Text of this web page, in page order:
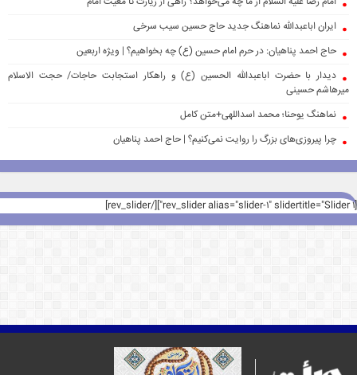
ایران اباعبدالله نماهنگ جدید حاج حسین سیب سرخی
حاج احمد پناهیان: در حرم امام حسین (ع) چه بخواهیم؟ | ویژه اربعین
دیدار با حضرت اباعبدالله الحسین (ع) و راهکار استجابت حاجات/ حجت الاسلام
میرهاشم حسینی
نماهنگ یوحنا؛ محمد اسداللهی+متن کامل
چرا پیروزی‌های بزرگ را روایت نمی‌کنیم؟ | حاج احمد پناهیان
[rev_slider alias="slider-1" slidertitle="Slider 1"][/rev_slider]